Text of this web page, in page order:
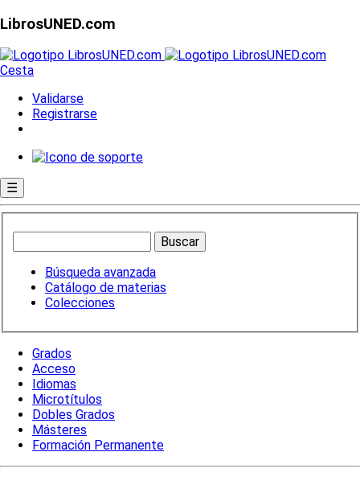
LibrosUNED.com
Cesta
Validarse
Registrarse
☰
Búsqueda avanzada
Catálogo de materias
Colecciones
Grados
Acceso
Idiomas
Microtítulos
Dobles Grados
Másteres
Formación Permanente